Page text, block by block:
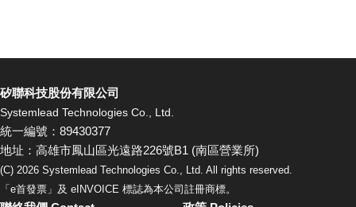
矽聯科技股份有限公司
Systemlead Technologies Co., Ltd.
統一編號：89430377
地址：高雄市鳳山區光遠路226號B1 (南區營業所)
(C) 2026 Systemlead Technologies Co., Ltd. All rights reserved.
「e首發票」及 eINVOICE 標誌為本公司註冊商標。